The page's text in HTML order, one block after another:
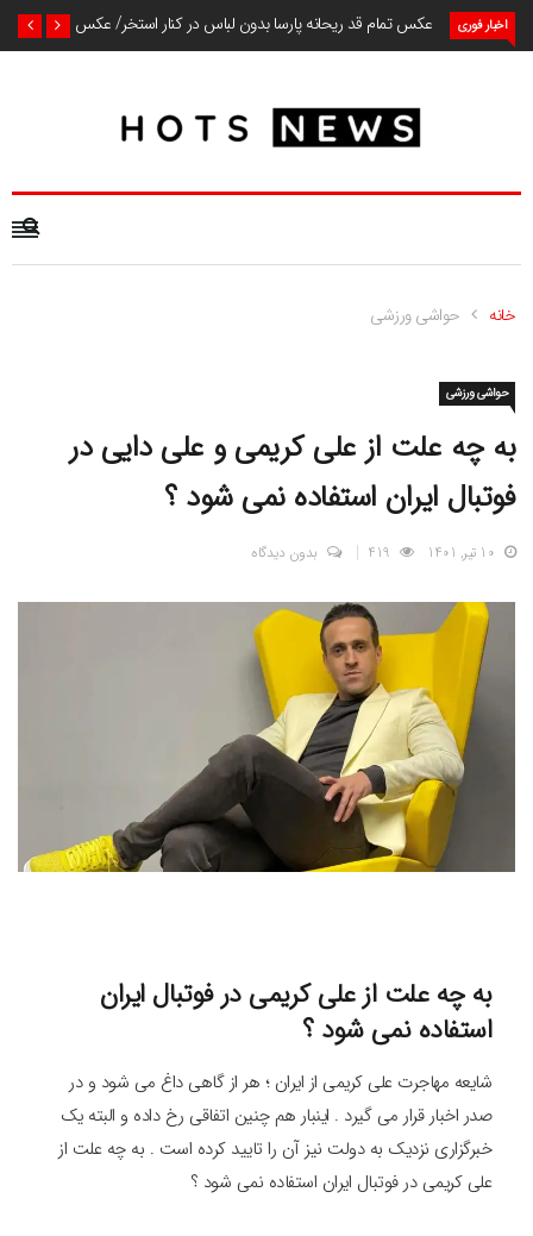
اخبار فوری عکس تمام قد ریحانه پارسا بدون لباس در کنار استخر/ عکس
خانه حواشی ورزشی
حواشی ورزشی
به چه علت از علی کریمی و علی دایی در
فوتبال ایران استفاده نمی شود ؟
10 تیر, 1401 بدون دیدگاه
به چه علت از علی کریمی در فوتبال ایران
استفاده نمی شود ؟
شایعه مهاجرت علی کریمی از ایران ؛ هر از گاهی داغ می شود و در
صدر اخبار قرار می گیرد . اینبار هم چنین اتفاقی رخ داده و البته یک
خبرگزاری نزدیک به دولت نیز آن را تایید کرده است . به چه علت از
علی کریمی در فوتبال ایران استفاده نمی شود ؟